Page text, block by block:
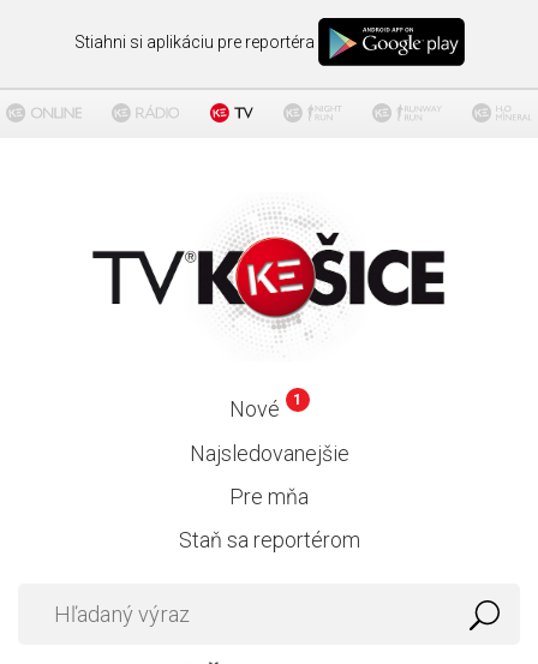
Stiahni si aplikáciu pre reportéra
Nové 1
Najsledovanejšie
Pre mňa
Staň sa reportérom